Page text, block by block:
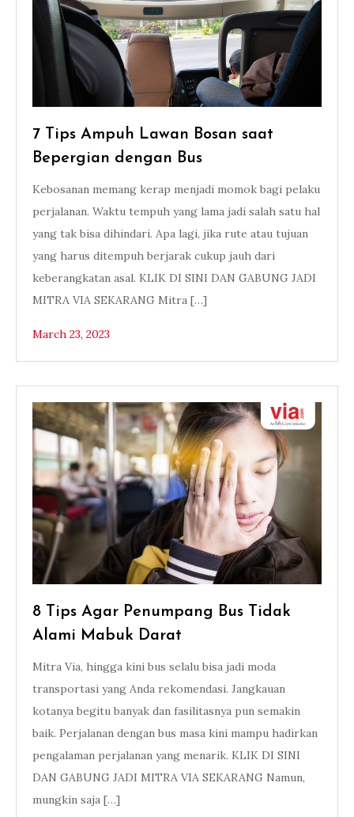
7 Tips Ampuh Lawan Bosan saat
Bepergian dengan Bus
Kebosanan memang kerap menjadi momok bagi pelaku
perjalanan. Waktu tempuh yang lama jadi salah satu hal
yang tak bisa dihindari. Apa lagi, jika rute atau tujuan
yang harus ditempuh berjarak cukup jauh dari
keberangkatan asal. KLIK DI SINI DAN GABUNG JADI
MITRA VIA SEKARANG Mitra […]
March 23, 2023
8 Tips Agar Penumpang Bus Tidak
Alami Mabuk Darat
Mitra Via, hingga kini bus selalu bisa jadi moda
transportasi yang Anda rekomendasi. Jangkauan
kotanya begitu banyak dan fasilitasnya pun semakin
baik. Perjalanan dengan bus masa kini mampu hadirkan
pengalaman perjalanan yang menarik. KLIK DI SINI
DAN GABUNG JADI MITRA VIA SEKARANG Namun,
mungkin saja […]